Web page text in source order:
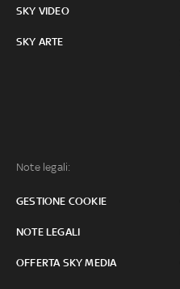
SKY VIDEO
SKY ARTE
Note legali:
GESTIONE COOKIE
NOTE LEGALI
OFFERTA SKY MEDIA